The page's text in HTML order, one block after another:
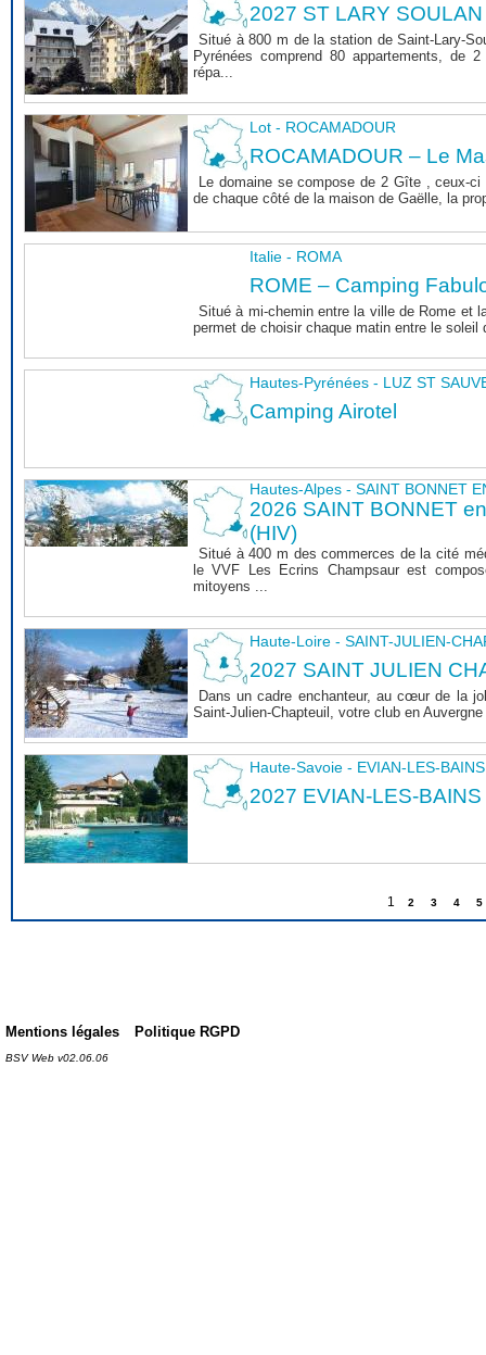
2027 ST LARY SOULAN
Situé à 800 m de la station de Saint-Lary-
Pyrénées comprend 80 appartements, de
répa...
Lot - ROCAMADOUR
ROCAMADOUR – Le
Le domaine se compose de 2 Gîte , ceux-
de chaque côté de la maison de Gaëlle, la
Italie - ROMA
ROME – Camping
Situé à mi-chemin entre la ville de Rome et
permet de choisir chaque matin entre le soleil
Hautes-Pyrénées - LUZ ST
Camping Airotel
Hautes-Alpes - SAINT BONNET
2026 SAINT BONNET
(HIV)
Situé à 400 m des commerces de la cité
le VVF Les Ecrins Champsaur est
mitoyens ...
Haute-Loire - SAINT-JULIEN-
2027 SAINT JULIEN
Dans un cadre enchanteur, au cœur de la
Saint-Julien-Chapteuil, votre club en
Haute-Savoie - EVIAN-LES-BAINS
2027 EVIAN-LES-BAINS
1 2 3 4 5
Mentions légales Politique RGPD
BSV Web v02.06.06